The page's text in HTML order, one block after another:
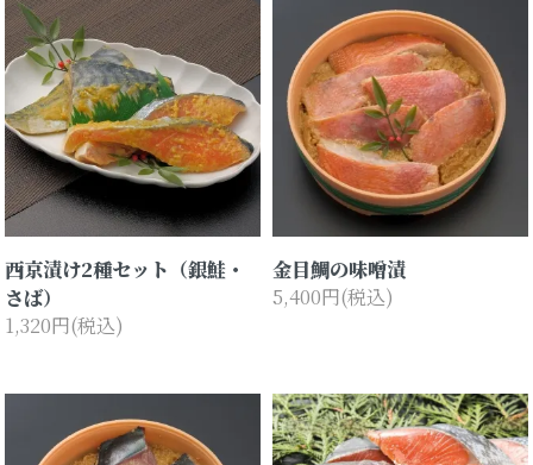
西京漬け2種セット（銀鮭・
さば）
1,320円(税込)
金目鯛の味噌漬
5,400円(税込)